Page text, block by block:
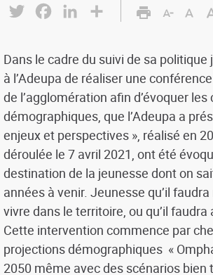
Twitter FacebookLinkedIn
Dans le cadre du suivi de sa
à l’Adeupa de réaliser une
de l’agglomération afin d’évoquer
démographiques, que l’Adeupa a
enjeux et perspectives », réalisé en
déroulée le 7 avril 2021, ont été
destination de la jeunesse dont on
années à venir. Jeunesse qu’il
vivre dans le territoire, ou qu’il faudra
Cette intervention commence par
projections démographiques «
2050 même avec des scénarios bien